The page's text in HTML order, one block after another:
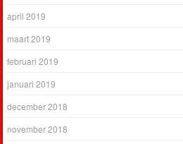
april 2019
maart 2019
februari 2019
januari 2019
december 2018
november 2018